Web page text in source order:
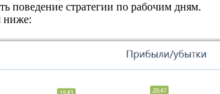
поведение стратегии по рабочим дням.
ниже: